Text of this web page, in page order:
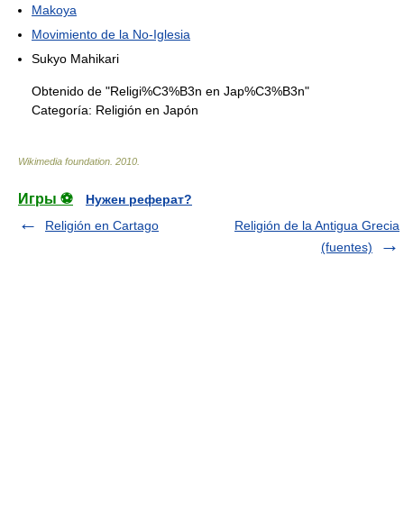
Makoya
Movimiento de la No-Iglesia
Sukyo Mahikari
Obtenido de "Religi%C3%B3n en Jap%C3%B3n"
Categoría: Religión en Japón
Wikimedia foundation 2010
Игры ⚽
Нужен реферат?
Religión en Cartago
Religión de la Antigua Grecia
(fuentes)